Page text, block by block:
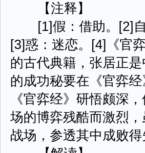
【注释】
[1]假：借助。[2]自
[3]惑：迷恋。[4]《官
的古代典籍，张居正
的成功秘要在《官弈
《官弈经》研悟颇深
场的博弈残酷而激烈
战场，参透其中成败